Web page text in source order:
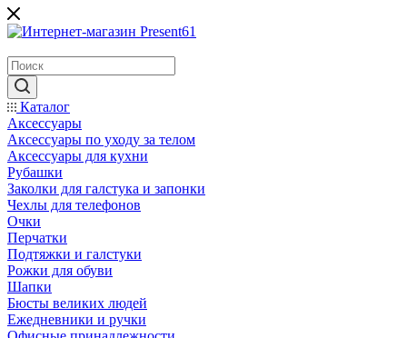
Каталог
Аксессуары
Аксессуары по уходу за телом
Аксессуары для кухни
Рубашки
Заколки для галстука и запонки
Чехлы для телефонов
Очки
Перчатки
Подтяжки и галстуки
Рожки для обуви
Шапки
Бюсты великих людей
Ежедневники и ручки